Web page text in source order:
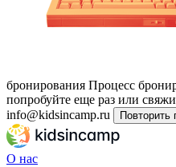
бронирования Процесс
попробуйте еще раз или
info@kidsincamp.ru
Повторить
О нас